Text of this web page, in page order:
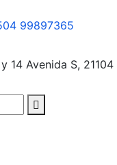
99897365
14 Avenida S, 21104